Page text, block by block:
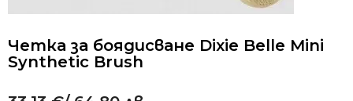
Четка за боядисване Dixie Belle Mini
Synthetic Brush